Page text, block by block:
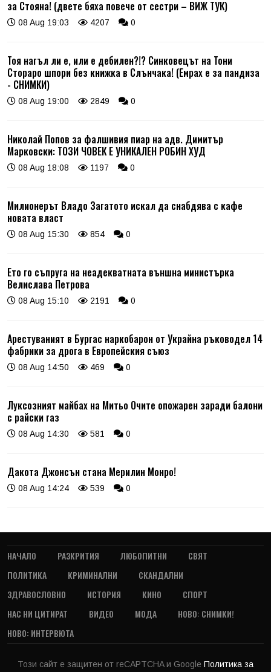
за Стояна! (двете бяха повече от сестри – ВИЖ ТУК)
08 Aug 19:03 4207 0
Тоя нагъл ли е, или е дебилен?!? Синковецът на Тони
Стораро шпори без книжка в Слънчака! (Емрах е за пандиза
- СНИМКИ)
08 Aug 19:00 2849 0
Николай Попов за фалшивия пиар на адв. Димитър
Марковски: ТОЗИ ЧОВЕК Е УНИКАЛЕН РОБИН ХУД
08 Aug 18:08 1197 0
Милионерът Владо Загатото искал да снабдява с кафе
новата власт
08 Aug 15:30 854 0
Ето го съпруга на неадекватната външна министърка
Велислава Петрова
08 Aug 15:10 2191 0
Арестуваният в Бургас наркобарон от Украйна ръководел 14
фабрики за дрога в Европейския съюз
08 Aug 14:50 469 0
Луксозният майбах на Митьо Очите опожарен заради балони
с райски газ
08 Aug 14:30 581 0
Дакота Джонсън стана Мерилин Монро!
08 Aug 14:24 539 0
НАЧАЛО РАЗКРИТИЯ ЛЮБОПИТНИ
СВЯТ
ПОЛИТИКА
КРИМИНАЛНИ
СКАНДАЛНИ
ЗДРАВОСЛОВНО
ИСТОРИЯ КИНО
СПОРТ
НАС НИ ЦИТИРАТ
ВИДЕО МОДА
НОВО: СНИМКИ!
НОВО: ИНТЕРВЮТА
Този сайт е защитен от reCAPTCHA и Google Политика за